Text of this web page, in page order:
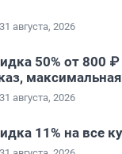
августа, 2026
50% от 800
августа, 2026
11% на все